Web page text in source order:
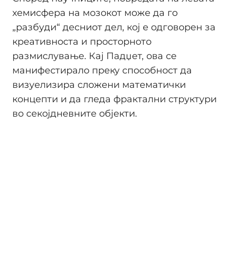
хемисфера на мозокот може да го
„разбуди“ десниот дел, кој е одговорен за
креативноста и просторното
размислување. Кај Падџет, ова се
манифестирало преку способност да
визуелизира сложени математички
концепти и да гледа фрактални структури
во секојдневните објекти.